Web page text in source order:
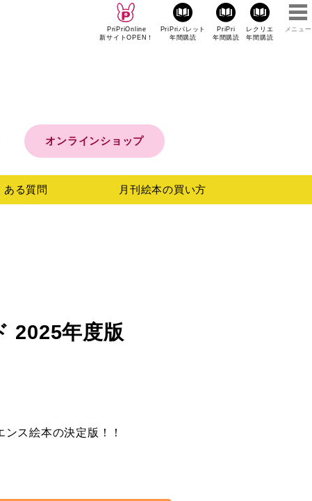
PriPriOnline
新サイトOPEN！
PriPriパレット
年間購読
PriPri
年間購読
レクリエ
年間購読
メニュー
オンラインショップ
ある質問 月刊絵本の買い方
2025年度版
ス絵本の決定版！！